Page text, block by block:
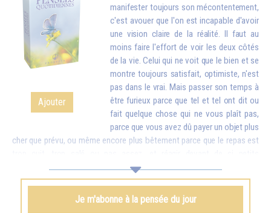
Ajouter
manifester toujours son mécontentement,
c'est avouer que l'on est incapable d'avoir
une vision claire de la réalité. Il faut au
moins faire l'effort de voir les deux côtés
de la vie. Celui qui ne voit que le bien et se
montre toujours satisfait, optimiste, n'est
pas dans le vrai. Mais passer son temps à
être furieux parce que tel et tel ont dit ou
fait quelque chose qui ne vous plaît pas,
parce que vous avez dû payer un objet plus
cher que prévu, ou même encore plus bêtement parce que le repas est
inconvénients comme si c'étaient des catastrophes, cela finit par vous
rendre stupide. Mettez donc en balance ces détails avec toutes les
richesses que vous apporte la vie. Quand vous vous apercevrez que,
pour de petites contrariétés, vous êtes prêt à oublier combien il y a de
Je m'abonne à la pensée du jour